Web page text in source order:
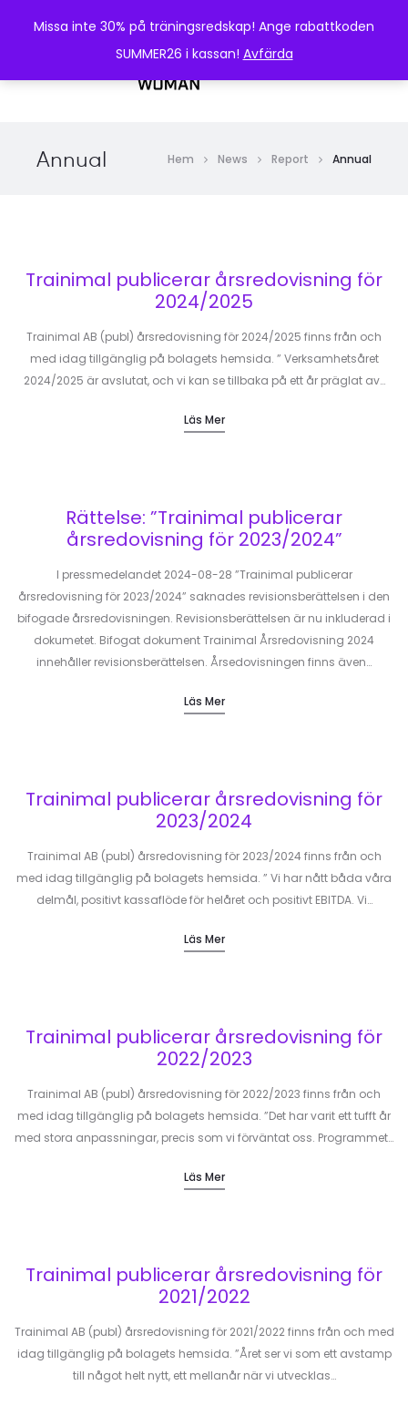
Missa inte 30% på träningsredskap! Ange rabattkoden
SUMMER26 i kassan! Avfärda
Annual Hem News Report Annual
Trainimal publicerar årsredovisning för
2024/2025
Trainimal AB (publ) årsredovisning för 2024/2025 finns från och
med idag tillgänglig på bolagets hemsida. ” Verksamhetsåret
2024/2025 är avslutat, och vi kan se tillbaka på ett år präglat av…
Läs Mer
Rättelse: ”Trainimal publicerar
årsredovisning för 2023/2024”
I pressmedelandet 2024-08-28 ”Trainimal publicerar
årsredovisning för 2023/2024” saknades revisionsberättelsen i den
bifogade årsredovisningen. Revisionsberättelsen är nu inkluderad i
dokumetet. Bifogat dokument Trainimal Årsredovisning 2024
innehåller revisionsberättelsen. Årsedovisningen finns även…
Läs Mer
Trainimal publicerar årsredovisning för
2023/2024
Trainimal AB (publ) årsredovisning för 2023/2024 finns från och
med idag tillgänglig på bolagets hemsida. ” Vi har nått båda våra
delmål, positivt kassaflöde för helåret och positivt EBITDA. Vi…
Läs Mer
Trainimal publicerar årsredovisning för
2022/2023
Trainimal AB (publ) årsredovisning för 2022/2023 finns från och
med idag tillgänglig på bolagets hemsida. ”Det har varit ett tufft år
med stora anpassningar, precis som vi förväntat oss. Programmet…
Läs Mer
Trainimal publicerar årsredovisning för
2021/2022
Trainimal AB (publ) årsredovisning för 2021/2022 finns från och med
idag tillgänglig på bolagets hemsida. ”Året ser vi som ett avstamp
till något helt nytt, ett mellanår när vi utvecklas…